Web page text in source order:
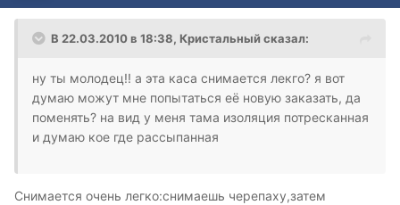
В 22.03.2010 в 18:38, Кристальный сказал:
ну ты молодец!! а эта каса снимается лекго? я вот
думаю можут мне попытаться её новую заказать, да
поменять? на вид у меня тама изоляция потресканная
и думаю кое где рассыпанная
Снимается очень легко:снимаешь черепаху,затем